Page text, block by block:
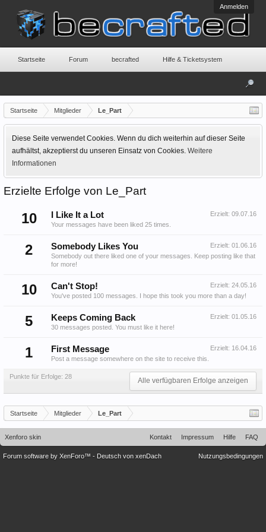
Anmelden
Startseite Mitglieder Le_Part
Diese Seite verwendet Cookies. Wenn du dich weiterhin auf dieser Seite
aufhältst, akzeptierst du unseren Einsatz von Cookies. Weitere
Informationen
Erzielte Erfolge von Le_Part
10 Erzielt: 09.07.16
I Like It a Lot
Your messages have been liked 25 times.
2 Erzielt: 01.06.16
Somebody Likes You
Somebody out there liked one of your messages. Keep posting like that
for more!
10 Erzielt: 24.05.16
Can't Stop!
You've posted 100 messages. I hope this took you more than a day!
5 Erzielt: 01.05.16
Keeps Coming Back
30 messages posted. You must like it here!
1 Erzielt: 16.04.16
First Message
Post a message somewhere on the site to receive this.
Punkte für Erfolge: 28 Alle verfügbaren Erfolge anzeigen
Startseite Mitglieder Le_Part
Startseite Forum becrafted Hilfe & Ticketsystem
Xenforo skin Kontakt Impressum Hilfe FAQ
Nutzungsbedingungen
Forum software by XenForo™ - Deutsch von xenDach